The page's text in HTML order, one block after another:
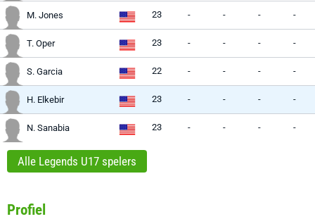
M. Jones 23 - - - -
T. Oper 23 - - - -
S. Garcia 22 - - - -
H. Elkebir 23 - - - -
N. Sanabia 23 - - - -
Alle Legends U17 spelers
Profiel